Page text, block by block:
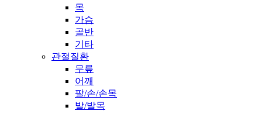
목
가슴
골반
기타
관절질환
무릎
어깨
팔/손/손목
발/발목